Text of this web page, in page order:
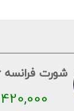
شورت فرانسه 2006
420,000